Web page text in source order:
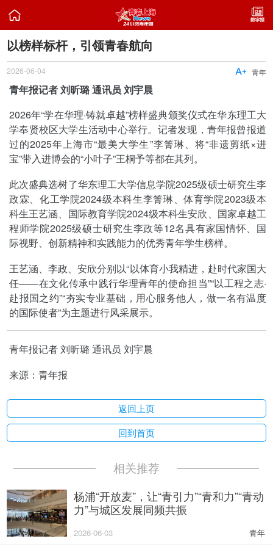

以榜样标杆，引领青春航向
2026-06-04 青年

青年报记者 刘昕璐 通讯员 刘宇晨
2026年“学在华理·铸就卓越”榜样盛典颁奖仪式在华东理工大
学奉贤校区大学生活动中心举行。记者发现，青年报曾报道
过的2025年上海市“最美大学生”李箐琳、将“非遗剪纸×进
宝”带入进博会的“小叶子”王桐予等都在其列。
此次盛典选树了华东理工大学信息学院2025级硕士研究生李
政霖、化工学院2024级本科生李箐琳、体育学院2023级本
科生王艺涵、国际教育学院2024级本科生安欣、国家卓越工
程师学院2025级硕士研究生李政等12名具有家国情怀、国
际视野、创新精神和实践能力的优秀青年学生榜样。
王艺涵、李政、安欣分别以“以体育小我精进，赴时代家国大
任——在文化传承中践行华理青年的使命担当”“以工程之志·
赴报国之约”“夯实专业基础，用心服务他人，做一名有温度
的国际使者”为主题进行风采展示。
青年报记者 刘昕璐 通讯员 刘宇晨
来源：青年报
返回上页
回到首页
相关推荐
杨浦“开放麦”，让“青引力”“青和力”“青动
力”与城区发展同频共振
2026-06-03 青年